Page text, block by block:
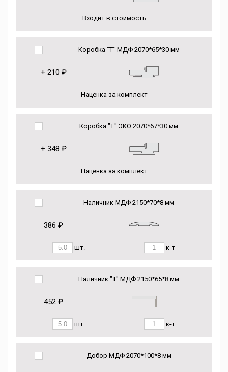
Входит в стоимость
Коробка "Т" МДФ 2070*65*30 мм
+ 210 ₽
Наценка за комплект
Коробка "Т" ЭКО 2070*67*30 мм
+ 348 ₽
Наценка за комплект
Наличник МДФ 2150*70*8 мм
386 ₽
шт. к-т
Наличник "Т" МДФ 2150*65*8 мм
452 ₽
шт. к-т
Добор МДФ 2070*100*8 мм